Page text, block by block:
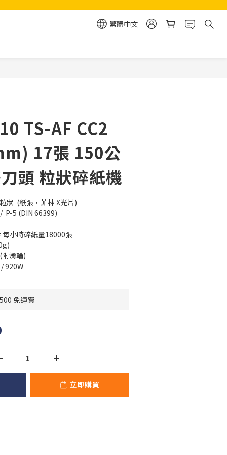
繁體中文
TS-AF CC2
17張 150公
頭 粒狀碎紙機
狀  (紙張，菲林 X光片)
P-5 (DIN 66399)
小時碎紙量18000張
滑輪)
920W
免運費
立即購買